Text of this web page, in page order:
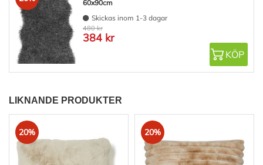
60x90cm
Skickas inom 1-3 dagar
480 kr
384 kr
KÖP
LIKNANDE PRODUKTER
20% 20%